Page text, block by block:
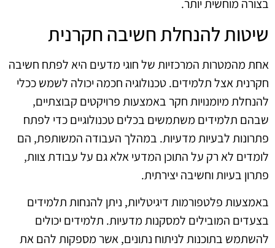
בצורה מוחשית יותר.
שיטות להנחלת חשיבה חקרנית
אחת מהמטרות המרכזיות של חוגי מדעים היא לפתח חשיבה
חקרנית אצל תלמידים. טכנולוגיה חכמה יכולה לשמש ככלי
להנחלת מיומנויות חקר באמצעות פרויקטים קבוצתיים,
שבהם תלמידים משתמשים בכלים טכנולוגיים כדי לפתח
פתרונות לבעיות מדעיות. במהלך העבודה המשותפת, הם
לומדים לא רק על התוכן המדעי אלא גם על עבודת צוות,
פתרון בעיות וחשיבה יצירתית.
באמצעות פלטפורמות דיגיטליות, ניתן להנחות תלמידים
בצעדים המובילים למסקנות מדעיות. תלמידים יכולים
להשתמש בתוכנות לניתוח נתונים, אשר מספקות להם את